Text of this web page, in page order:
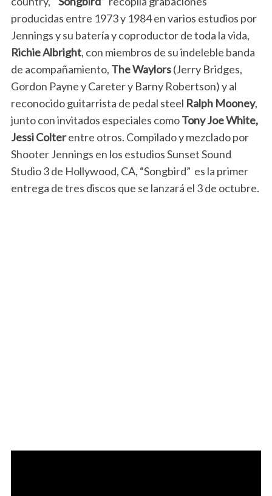
producidas entre 1973 y 1984 en varios estudios por
Jennings y su batería y coproductor de toda la vida,
Richie Albright, con miembros de su indeleble banda
de acompañamiento, The Waylors(Jerry Bridges,
Gordon Payne y Careter y Barny Robertson) y al
reconocido guitarrista de pedal steel Ralph Mooney,
junto con invitados especiales comoTony Joe White,
Jessi Colterentre otros. Compilado y mezclado por
Shooter Jennings en los estudios Sunset Sound
Studio 3 de Hollywood, CA, “Songbird” es la primer
entrega de tres discos que se lanzará el 3 de octubre.